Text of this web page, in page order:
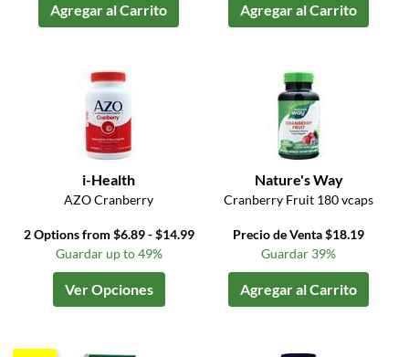
Agregar al Carrito Agregar al Carrito
i-Health
AZO Cranberry
2 Options from $6.89 - $14.99
Guardar up to 49%
Ver Opciones
Nature's Way
Cranberry Fruit 180 vcaps
Precio de Venta $18.19
Guardar 39%
Agregar al Carrito